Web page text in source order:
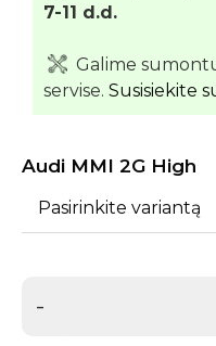
7-11 d.d.
Galime
servise. Susisiekite
Audi MMI 2G High
Pasirinkite variantą
-